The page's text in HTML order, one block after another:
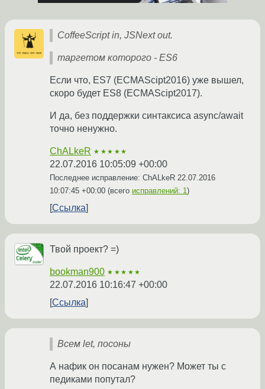
CoffeeScript in, JSNext out.
таргетом которого - ES6
Если что, ES7 (ECMAScipt2016) уже вышел,
скоро будет ES8 (ECMAScipt2017).
И да, без поддержки синтаксиса async/await
точно ненужно.
ChALkeR ★★★★★
22.07.2016 10:05:09 +00:00
Последнее исправление: ChALkeR 22.07.2016
10:07:45 +00:00 (всего исправлений: 1)
Ссылка
Твой проект? =)
bookman900 ★★★★★
22.07.2016 10:16:47 +00:00
Ссылка
Всем let, посоны
А нафик он посанам нужен? Может ты с
педиками попутал?